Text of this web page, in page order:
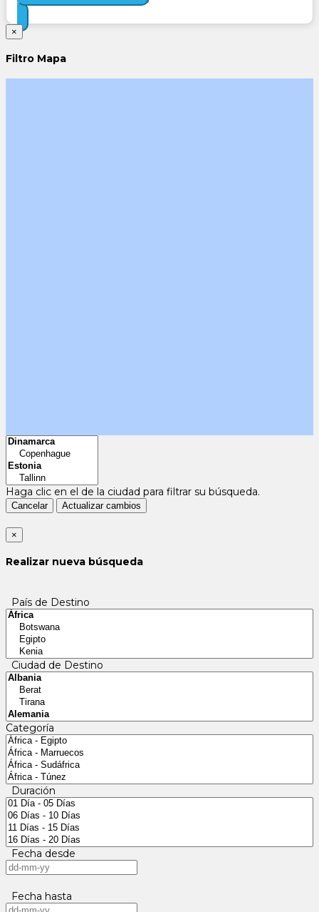
×
Filtro Mapa
Haga clic en el de la ciudad para filtrar su búsqueda.
Cancelar Actualizar cambios
×
Realizar nueva búsqueda
País de Destino
Ciudad de Destino
Categoría
Duración
Fecha desde
Fecha hasta